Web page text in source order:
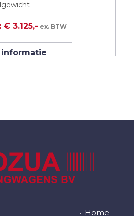
3.125,- ex. BTW
informatie
Home